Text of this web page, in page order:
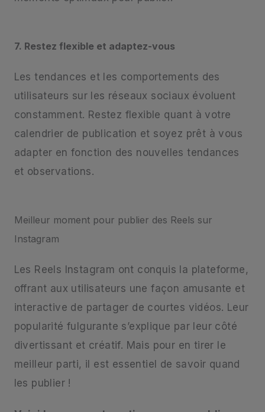
7. Restez flexible et adaptez-vous
Les tendances et les comportements des
utilisateurs sur les réseaux sociaux évoluent
constamment. Restez flexible quant à votre
calendrier de publication et soyez prêt à vous
adapter en fonction des nouvelles tendances
et observations.
Meilleur moment pour publier des Reels sur
Instagram
Les Reels Instagram ont conquis la plateforme,
offrant aux utilisateurs une façon amusante et
interactive de partager de courtes vidéos. Leur
popularité fulgurante s’explique par leur côté
divertissant et créatif. Mais pour en tirer le
meilleur parti, il est essentiel de savoir quand
les publier !